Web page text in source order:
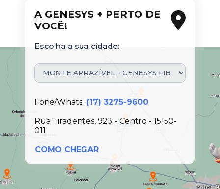
A GENESYS + PERTO DE
VOCÊ!
Escolha a sua cidade:
Fone/Whats: (17) 3275-9600
Rua Tiradentes, 923 - Centro - 15150-
011
COMO CHEGAR